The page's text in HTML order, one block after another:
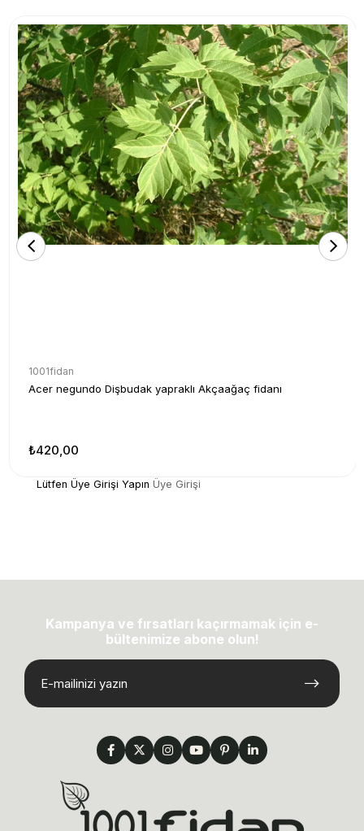
1001fidan
Acer negundo Dişbudak yapraklı Akçaağaç fidanı
₺420,00
Lütfen Üye Girişi Yapın Üye Girişi
Kampanya ve fırsatları kaçırmamak için e-
bültenimize abone olun!